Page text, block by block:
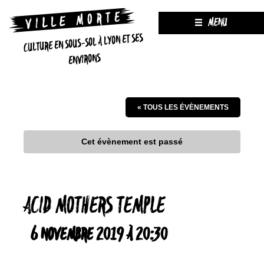
CULTURE EN SOUS-SOL À LYON ET SES
ENVIRONS
MENU
« TOUS LES ÉVÈNEMENTS
Cet évènement est passé
ACID MOTHERS TEMPLE
6 NOVEMBRE 2019 À 20:30